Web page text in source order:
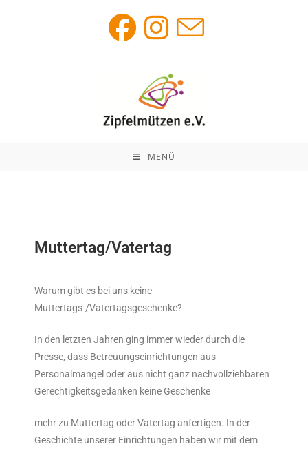
MENÜ
Muttertag/Vatertag
Warum gibt es bei uns keine
Muttertags-/Vatertagsgeschenke?
In den letzten Jahren ging immer wieder durch die
Presse, dass Betreuungseinrichtungen aus
Personalmangel oder aus nicht ganz nachvollziehbaren
Gerechtigkeitsgedanken keine Geschenke
mehr zu Muttertag oder Vatertag anfertigen. In der
Geschichte unserer Einrichtungen haben wir mit dem